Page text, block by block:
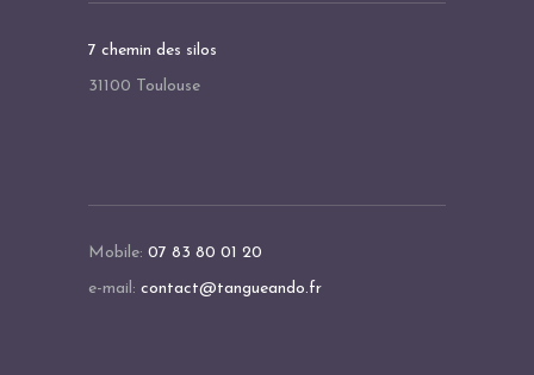
7 chemin des silos
31100 Toulouse
Mobile: 07 83 80 01 20
e-mail: contact@tangueando.fr